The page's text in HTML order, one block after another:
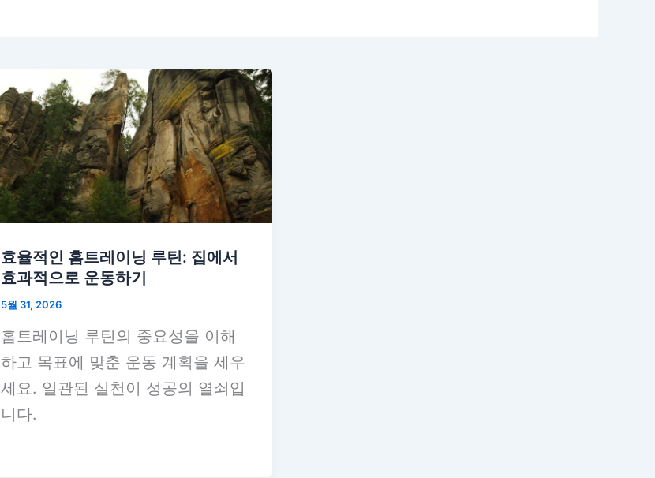
효율적인 홈트레이닝 루틴: 집에서
효과적으로 운동하기
5월 31, 2026
홈트레이닝 루틴의 중요성을 이해
하고 목표에 맞춘 운동 계획을 세우
세요. 일관된 실천이 성공의 열쇠입
니다.